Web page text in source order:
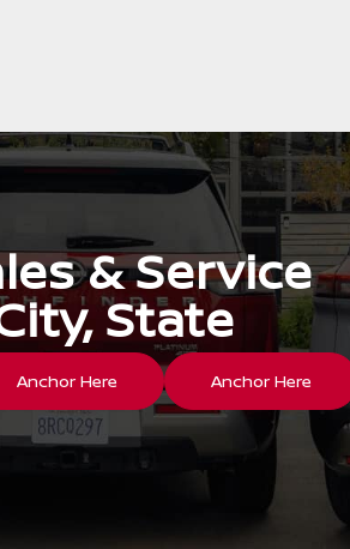
& Service
State
Anchor Here Anchor Here